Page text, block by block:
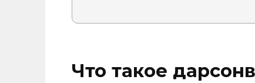
Что такое